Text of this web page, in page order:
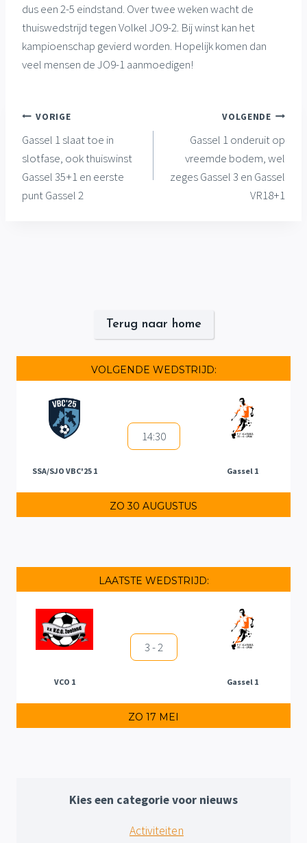
dus een 2-5 eindstand. Over twee weken wacht de
thuiswedstrijd tegen Volkel JO9-2. Bij winst kan het
kampioenschap gevierd worden. Hopelijk komen dan
veel mensen de JO9-1 aanmoedigen!
Bericht
navigatie
VORIGE
Gassel 1 slaat toe in
slotfase, ook thuiswinst
Gassel 35+1 en eerste
punt Gassel 2
VOLGENDE
Gassel 1 onderuit op
vreemde bodem, wel
zeges Gassel 3 en Gassel
VR18+1
Terug naar home
VOLGENDE WEDSTRIJD:
SSA/SJO VBC'25 1
14:30
Gassel 1
ZO 30 AUGUSTUS
LAATSTE WEDSTRIJD:
VCO 1
3 - 2
Gassel 1
ZO 17 MEI
Kies een categorie voor nieuws
Activiteiten